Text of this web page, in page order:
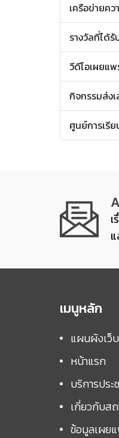
เครือข่ายค
รางวัลที่ได้รั
วีดีโอเผยแ
กิจกรรมส่ง
ศูนย์การเรี
เมนูหลัก
แผนผังเว็
หน้าแรก
บริการประ
เกี่ยวกับส
ข้อมูลเผย